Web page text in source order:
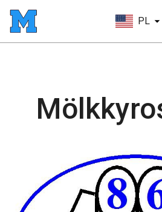
PL